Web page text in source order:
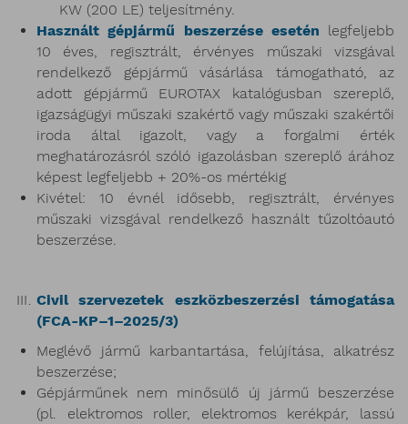
KW (200 LE) teljesítmény.
Használt gépjármű beszerzése esetén legfeljebb
10 éves, regisztrált, érvényes műszaki vizsgával
rendelkező gépjármű vásárlása támogatható, az
adott gépjármű EUROTAX katalógusban szereplő,
igazságügyi műszaki szakértő vagy műszaki szakértői
iroda által igazolt, vagy a forgalmi érték
meghatározásról szóló igazolásban szereplő árához
képest legfeljebb + 20%-os mértékig
Kivétel: 10 évnél idősebb, regisztrált, érvényes
műszaki vizsgával rendelkező használt tűzoltóautó
beszerzése.
Civil szervezetek eszközbeszerzési támogatása
(FCA-KP–1–2025/3)
Meglévő jármű karbantartása, felújítása, alkatrész
beszerzése;
Gépjárműnek nem minősülő új jármű beszerzése
(pl. elektromos roller, elektromos kerékpár, lassú